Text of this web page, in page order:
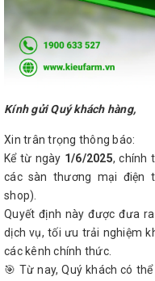
Kính gửi Quý khách hàng,
Xin trân trọng thông báo:
Kể từ ngày 1/6/2025, chính
các sàn thương mại điện
shop).
Quyết định này được đưa
dịch vụ, tối ưu trải nghiệm
các kênh chính thức.
🎯 Từ nay, Quý khách có